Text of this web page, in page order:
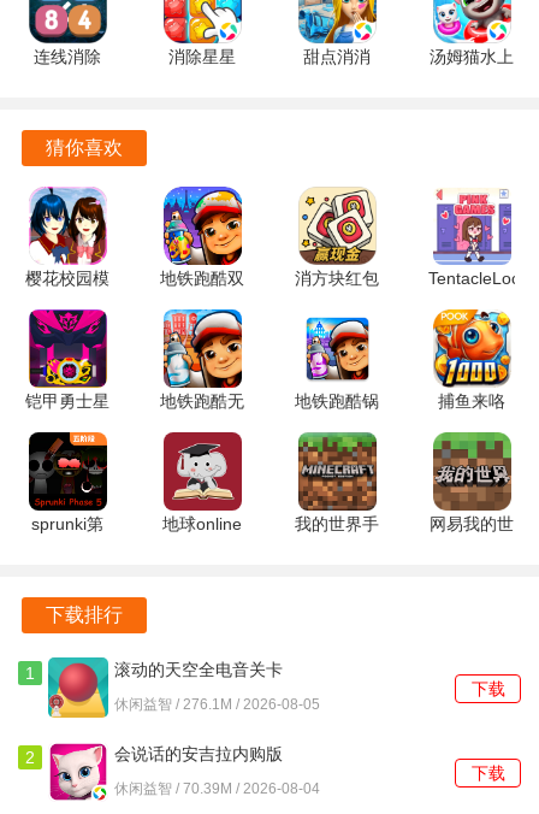
游戏特色
时光回溯系统自动保存最近72小时监控记录，可通过三维时
间轴快速定位特定时刻影像
声控录制模式在环境噪音超过65分贝时自动启动，音频波形
与视频画面实现毫秒级同步
游戏攻略
在设备管理界面勾选移动侦测选项，将灵敏度滑块调整至
开启双码流传输模式，主码流设置为2048×1536分辨率用于
本地存储，子码流设置为640×480用于远程查看
夜间监控时进入图像设置菜单，将曝光补偿调整为1.0，关闭
自动白平衡并固定色温值为4000K
多摄像头组网时设置IP地址为192.168.1.10-192.168.1.50区
段，每个设备设置不同的端口号从8000开始递增
连线消除
消除星星
甜点消消
汤姆猫水上
猜你喜欢
樱花校园模
拟器英文版
SAKURASchoolSimulator
1.038.51
安卓版
地铁跑酷双
旦版本
7.04.0 安卓
版
消方块红包
1.2.6 安卓
版
2.1.3.0 安
卓版
铠甲勇士星
耀铠甲模拟
器 v1.0.38
安卓版
地铁跑酷无
需实名认证
2.38.0 安卓
版
地铁跑酷锅
铲QAQ定
制版 7.04.0
安卓版
捕鱼来咯
vivo版
3.0.0 手机
版
sprunki第
版
地球online
我的世界手
网易我的世
下载排行
1
滚动的天空全电音关卡
5.1.3 安卓版
休闲益智 / 276.1M / 2026-08-05
下载
2
会说话的安吉拉内购版
3195 安卓版
休闲益智 / 70.39M / 2026-08-04
下载